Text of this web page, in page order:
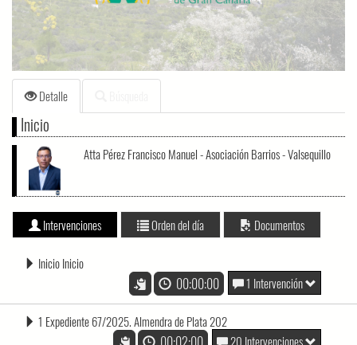
Detalle
Inicio
Atta Pérez Francisco Manuel - Asociación Barrios - Valsequillo
Intervenciones Orden del día Documentos
Inicio Inicio
00:00:00 1 Intervención
1 Expediente 67/2025. Almendra de Plata 202
20 Intervenciones